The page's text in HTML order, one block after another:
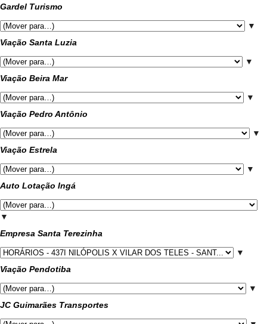
Gardel Turismo
▼
Viação Santa Luzia
▼
Viação Beira Mar
▼
Viação Pedro Antônio
▼
Viação Estrela
▼
Auto Lotação Ingá
▼
Empresa Santa Terezinha
▼
Viação Pendotiba
▼
JC Guimarães Transportes